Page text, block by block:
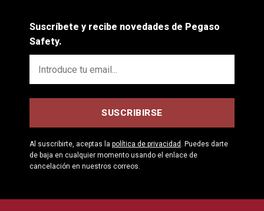
Suscríbete y recibe novedades de Pegaso
Safety.
Al suscribirte, aceptas la política de privacidad . Puedes darte
de baja en cualquier momento usando el enlace de
cancelación en nuestros correos.